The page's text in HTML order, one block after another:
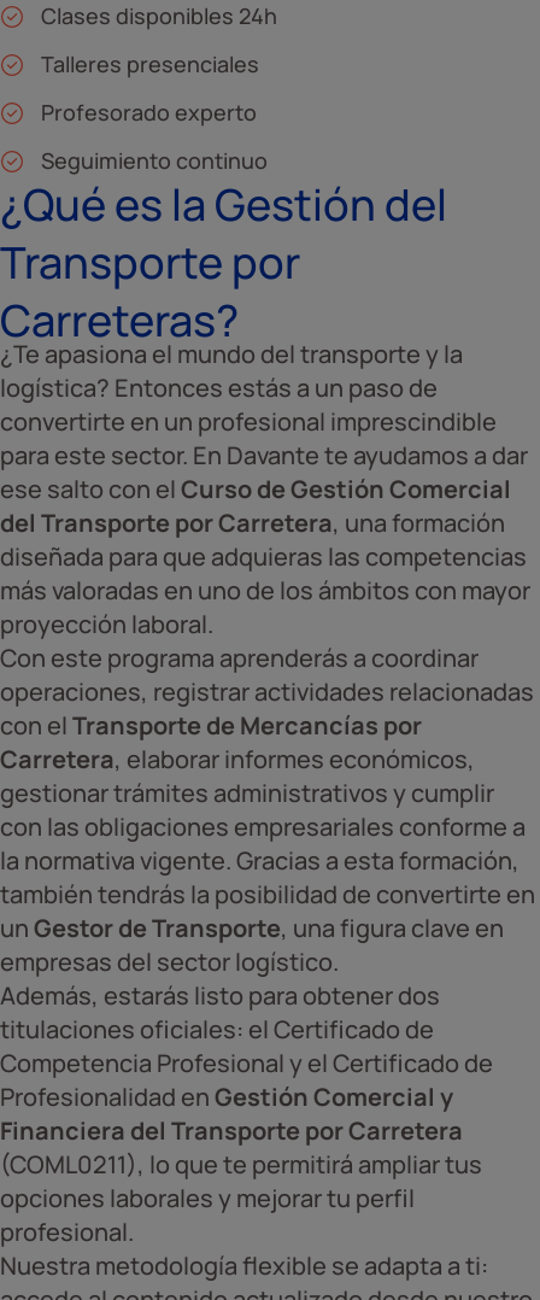
Clases disponibles 24h
Talleres presenciales
Profesorado experto
Seguimiento continuo
¿Qué es la Gestión del
Transporte por
Carreteras?
¿Te apasiona el mundo del transporte y la
logística? Entonces estás a un paso de
convertirte en un profesional imprescindible
para este sector. En Davante te ayudamos a dar
ese salto con elCurso de Gestión Comercial
del Transporte por Carretera, una formación
diseñada para que adquieras las competencias
más valoradas en uno de los ámbitos con mayor
proyección laboral.
Con este programa aprenderás a coordinar
operaciones, registrar actividades relacionadas
con elTransporte de Mercancías por
Carretera, elaborar informes económicos,
gestionar trámites administrativos y cumplir
con las obligaciones empresariales conforme a
la normativa vigente. Gracias a esta formación,
también tendrás la posibilidad de convertirte en
unGestor de Transporte, una figura clave en
empresas del sector logístico.
Además, estarás listo para obtener dos
titulaciones oficiales: el Certificado de
Competencia Profesional y el Certificado de
Profesionalidad enGestión Comercial y
Financiera del Transporte por Carretera
(COML0211), lo que te permitirá ampliar tus
opciones laborales y mejorar tu perfil
profesional.
Nuestra metodología flexible se adapta a ti: